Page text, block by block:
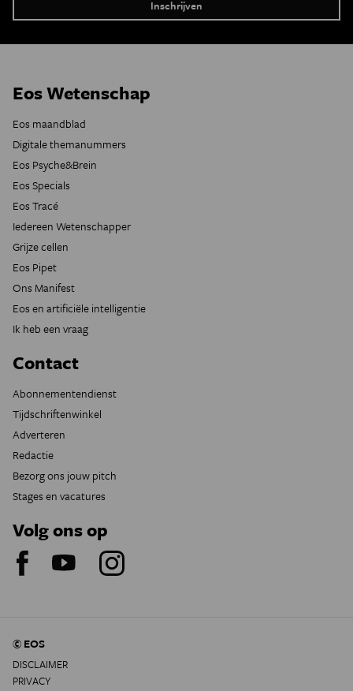
Eos Wetenschap
Eos maandblad
Digitale themanummers
Eos Psyche&Brein
Eos Specials
Eos Tracé
Iedereen Wetenschapper
Grijze cellen
Eos Pipet
Ons Manifest
Eos en artificiële intelligentie
Ik heb een vraag
Contact
Abonnementendienst
Tijdschriftenwinkel
Adverteren
Redactie
Bezorg ons jouw pitch
Stages en vacatures
Volg ons op
© EOS
DISCLAIMER
PRIVACY